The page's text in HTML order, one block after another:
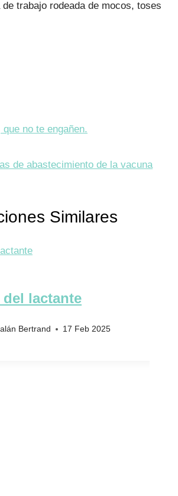
de trabajo rodeada de mocos, toses
no te engañen.
de abastecimiento de la vacuna
Similares
lactante
Bertrand 17 Feb 2025